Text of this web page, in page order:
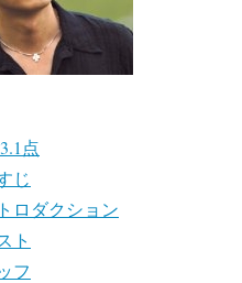
点
じ
ロダクション
ト
フ